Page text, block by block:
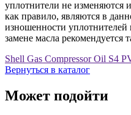
уплотнители не изменяются
как правило, являются в
изношенности
замене масла рекомендуется
Shell Gas Compressor Oil S4
Вернуться в каталог
Может подойти